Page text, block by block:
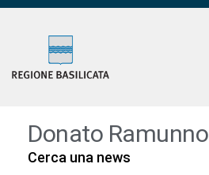
Donato Ramunno
Cerca una news